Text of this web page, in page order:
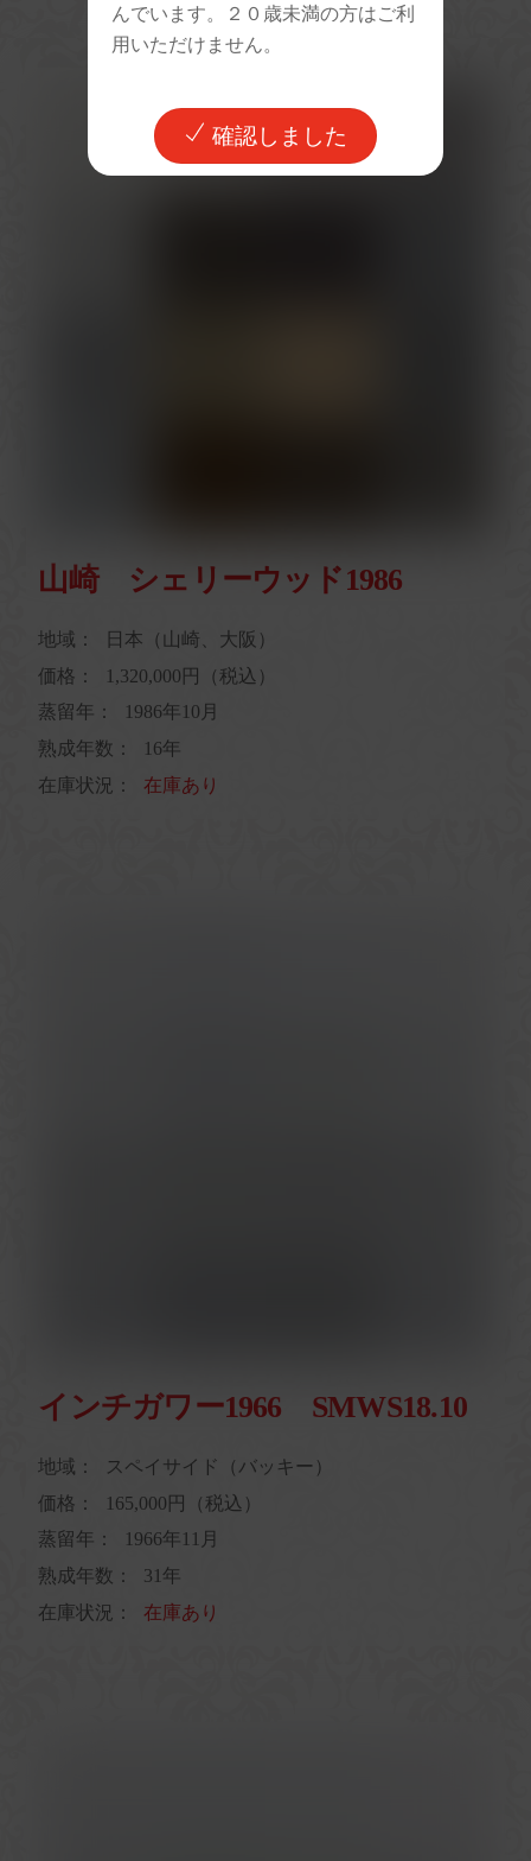
んでいます。２０歳未満の方はご利
用いただけません。
確認しました
山崎 シェリーウッド1986
地域：
日本（山崎、大阪）
価格：
1,320,000円（税込）
蒸留年：
1986年10月
熟成年数：
16年
在庫状況：
在庫あり
インチガワー1966 SMWS18.10
地域：
スペイサイド（バッキー）
価格：
165,000円（税込）
蒸留年：
1966年11月
熟成年数：
31年
在庫状況：
在庫あり